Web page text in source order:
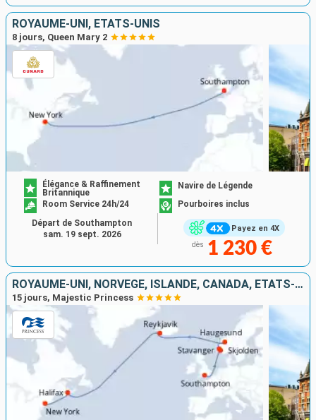
ROYAUME-UNI, ÉTATS-UNIS
8 jours, Queen Mary 2
Payez en 4X
Élégance & Raffinement
Britannique
Navire de Légende
Room Service 24h/24
Pourboires inclus
dès 1 230 €
Départ de Southampton
sam. 19 sept. 2026
ROYAUME-UNI, NORVÈGE, ISLANDE, CANADA, ÉTATS-UNIS
15 jours, Majestic Princess